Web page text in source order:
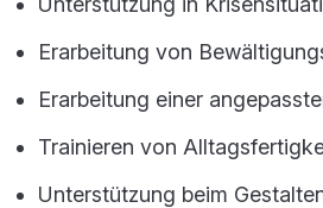
Erarbeitung von
Erarbeitung einer
Trainieren von
Unterstützung beim